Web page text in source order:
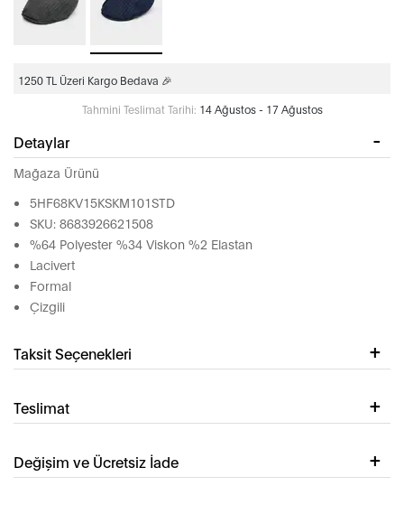
1250 TL Üzeri Kargo Bedava 🎉
Tahmini Teslimat Tarihi: 14 Ağustos - 17 Ağustos
Detaylar
Mağaza Ürünü
5HF68KV15KSKM101STD
SKU: 8683926621508
%64 Polyester %34 Viskon %2 Elastan
Lacivert
Formal
Çizgili
Taksit Seçenekleri
Teslimat
Değişim ve Ücretsiz İade